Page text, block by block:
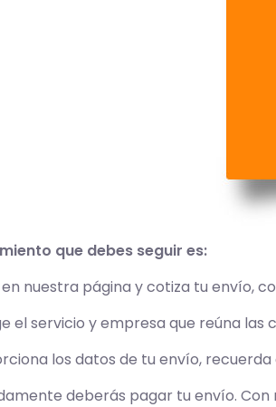
que debes seguir es:
nuestra página y cotiza tu envío,
el servicio y empresa que reúna las
los datos de tu envío,
deberás pagar tu envío.